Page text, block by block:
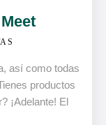
así como todas
productos
¡Adelante! El